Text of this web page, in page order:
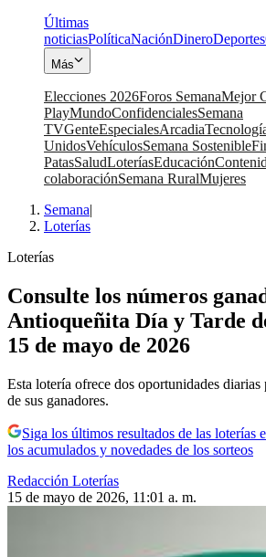
Últimas
noticiasPolíticaNaciónDineroDeportes
Más
Elecciones 2026Foros SemanaMejor
PlayMundoConfidencialesSemana
TVGenteEspecialesArcadia
UnidosVehículosSemana Sostenible
PatasSaludLoteríasEducación
colaboraciónSemana RuralMujeres
Semana|
Loterías
Loterías
Consulte los números
Antioqueñita Día y Tarde
15 de mayo de 2026
Esta lotería ofrece dos oportunidades
de sus ganadores.
Siga los últimos resultados de las loterías
los acumulados y novedades de los sorteos
Redacción Loterías
15 de mayo de 2026, 11:01 a. m.